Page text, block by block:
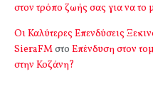
στον τρόπο ζωής σας για να το
Οι Καλύτερες Επενδύσεις
SieraFMστο Επένδυση στον
στην Κοζάνη?